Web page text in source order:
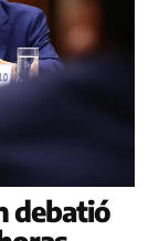
debatió